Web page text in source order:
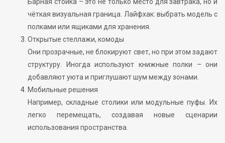
чёткая визуальная граница. Лайфхак: выбрать модель с
полками или ящиками для хранения.
Открытые стеллажи, комоды
Они прозрачные, не блокируют свет, но при этом задают
структуру. Иногда используют книжные полки – они
добавляют уюта и приглушают шум между зонами.
Мобильные решения
Например, складные столики или модульные пуфы. Их
легко перемещать, создавая новые сценарии
использования пространства.